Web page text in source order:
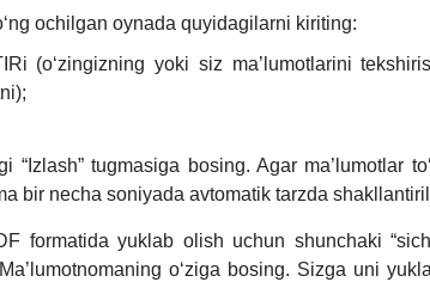
ochilgan oynada quyidagilarni kiriting:
(oʻzingizning yoki siz ma’lumotlarini
“Izlash” tugmasiga bosing. Agar ma’lumotlar
bir necha soniyada avtomatik tarzda
formatida yuklab olish uchun shunchaki
oʻziga bosing. Sizga uni